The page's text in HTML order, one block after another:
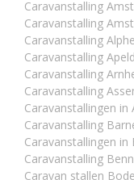
Caravanstalling
Caravanstalling
Caravanstalling
Caravanstalling
Caravanstalling
Caravanstalling
Caravanstallingen in
Caravanstalling
Caravanstallingen
Caravanstalling
Caravan stallen